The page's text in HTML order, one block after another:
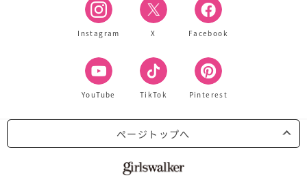
Instagram X Facebook
YouTube TikTok Pinterest
ページトップへ